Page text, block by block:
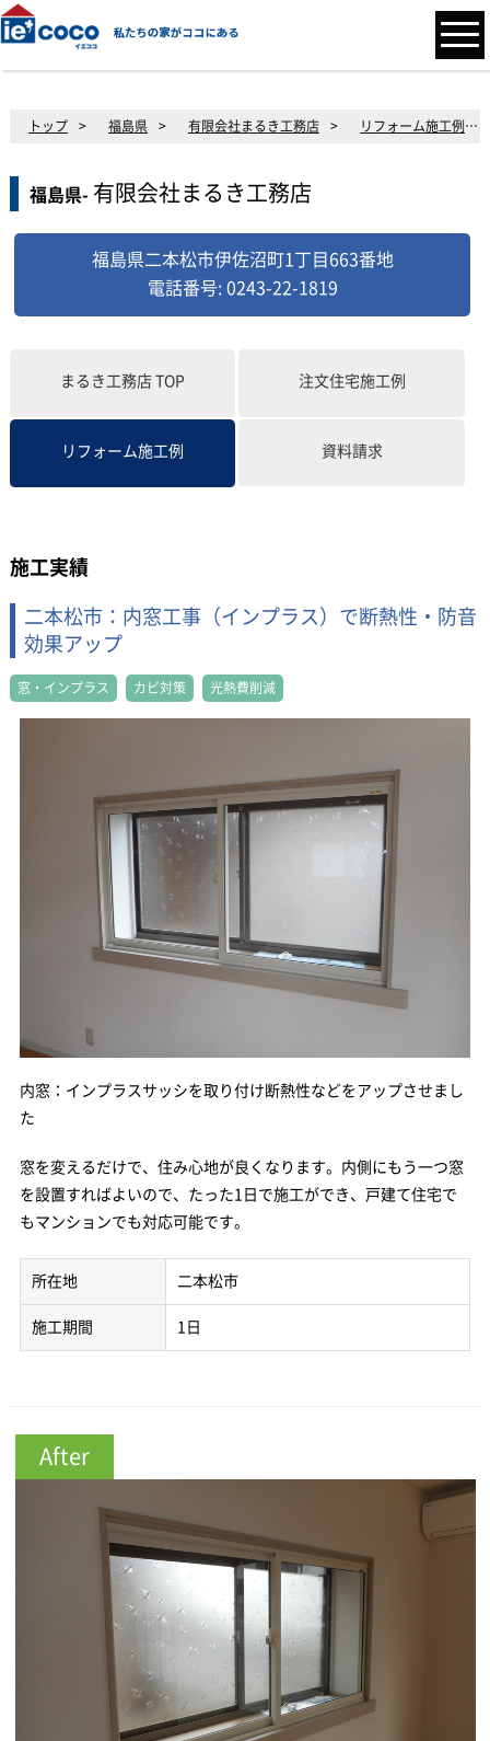
トップ > 福島県 > 有限会社まるき工務店 > リフォーム施工例 >
福島県- 有限会社まるき工務店
福島県二本松市伊佐沼町1丁目663番地
電話番号: 0243-22-1819
まるき工務店TOP 注文住宅施工例
リフォーム施工例 資料請求
施工実績
二本松市：内窓工事（インプラス）で断熱性・防音
効果アップ
窓・インプラス カビ対策 光熱費削減
内窓：インプラスサッシを取り付け断熱性などをアップさせまし
た
窓を変えるだけで、住み心地が良くなります。内側にもう一つ窓
を設置すればよいので、たった1日で施工ができ、戸建て住宅で
もマンションでも対応可能です。
所在地 二本松市
施工期間 1日
After